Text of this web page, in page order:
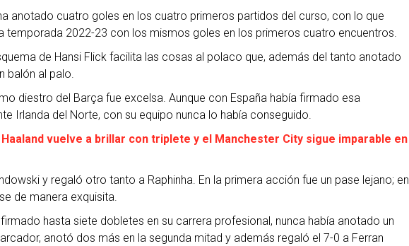
anotado cuatro goles en los cuatro primeros partidos del curso, con lo que
temporada 2022-23 con los mismos goles en los primeros cuatro encuentros.
de Hansi Flick facilita las cosas al polaco que, además del tanto anotado
balón al palo.
diestro del Barça fue excelsa. Aunque con España había firmado esa
Irlanda del Norte, con su equipo nunca lo había conseguido.
Haaland vuelve a brillar con triplete y el Manchester City sigue imparable en
y regaló otro tanto a Raphinha. En la primera acción fue un pase lejano; en
de manera exquisita.
firmado hasta siete dobletes en su carrera profesional, nunca había anotado un
anotó dos más en la segunda mitad y además regaló el 7-0 a Ferran